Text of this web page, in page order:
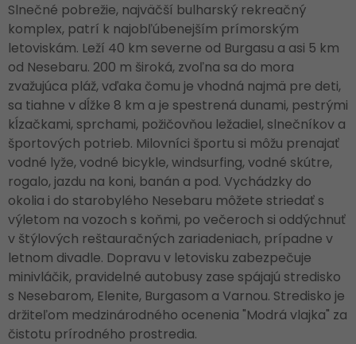
Slnečné pobrežie, najväčší bulharský rekreačný
komplex, patrí k najobľúbenejším prímorským
letoviskám. Leží 40 km severne od Burgasu a asi 5 km
od Nesebaru. 200 m široká, zvoľna sa do mora
zvažujúca pláž, vďaka čomu je vhodná najmä pre deti,
sa tiahne v dĺžke 8 km a je spestrená dunami, pestrými
kĺzačkami, sprchami, požičovňou ležadiel, slnečníkov a
športových potrieb. Milovníci športu si môžu prenajať
vodné lyže, vodné bicykle, windsurfing, vodné skútre,
rogalo, jazdu na koni, banán a pod. Vychádzky do
okolia i do starobylého Nesebaru môžete striedať s
výletom na vozoch s koňmi, po večeroch si oddýchnuť
v štýlových reštauračných zariadeniach, prípadne v
letnom divadle. Dopravu v letovisku zabezpečuje
minivláčik, pravidelné autobusy zase spájajú stredisko
s Nesebarom, Elenite, Burgasom a Varnou. Stredisko je
držiteľom medzinárodného ocenenia "Modrá vlajka" za
čistotu prírodného prostredia.